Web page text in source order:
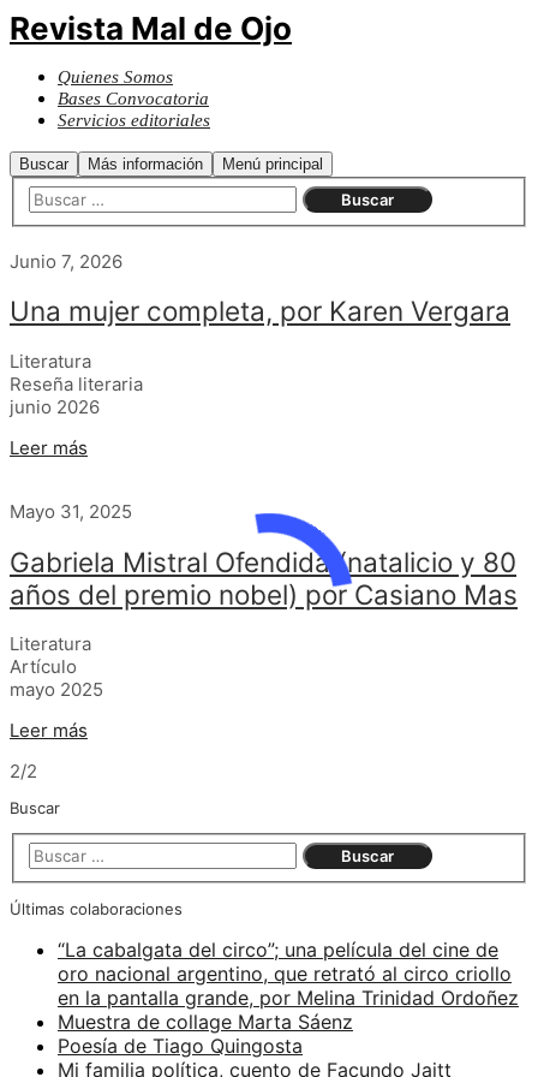
Revista Mal de Ojo
Quienes Somos
Bases Convocatoria
Servicios editoriales
Buscar Más información Menú principal
Junio 7, 2026
Una mujer completa, por Karen Vergara
Literatura
Reseña literaria
junio 2026
Leer más
Mayo 31, 2025
Gabriela Mistral Ofendida (natalicio y 80
años del premio nobel) por Casiano Mas
Literatura
Artículo
mayo 2025
Leer más
2/2
Buscar
Últimas colaboraciones
“La cabalgata del circo”; una película del cine de
oro nacional argentino, que retrató al circo criollo
en la pantalla grande, por Melina Trinidad Ordoñez
Muestra de collage Marta Sáenz
Poesía de Tiago Quingosta
Mi familia política, cuento de Facundo Jaitt